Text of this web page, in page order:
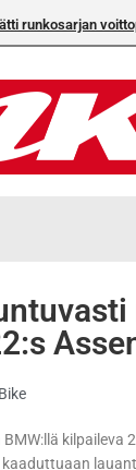
runkosarjan
Bike
kilpaileva
kaaduttuaan